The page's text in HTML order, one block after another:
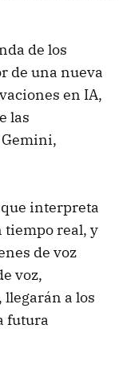
de los
de una nueva
en IA,
las
Gemini,
interpreta
tiempo real, y
de voz
voz,
a los
futura